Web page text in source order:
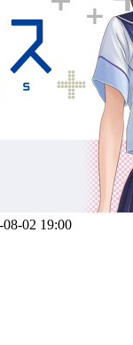
08-02 19:00